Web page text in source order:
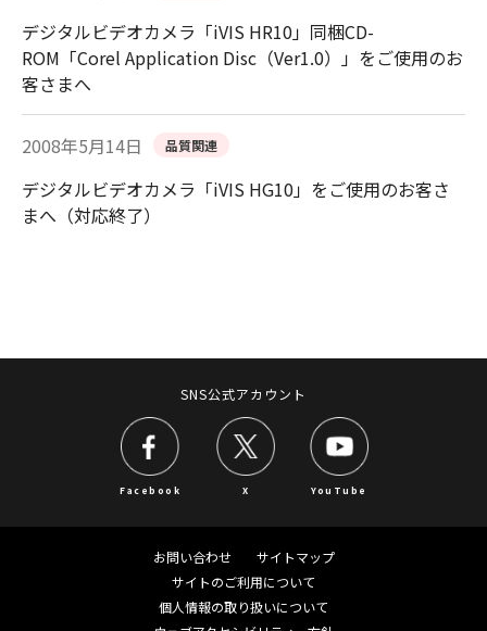
デジタルビデオカメラ「iVIS HR10」同梱CD-
ROM「Corel Application Disc（Ver1.0）」をご使用のお
客さまへ
2008年5月14日 品質関連
デジタルビデオカメラ「iVIS HG10」をご使用のお客さ
まへ（対応終了）
SNS公式アカウント
Facebook X YouTube
お問い合わせ
サイトマップ
サイトのご利用について
個人情報の取り扱いについて